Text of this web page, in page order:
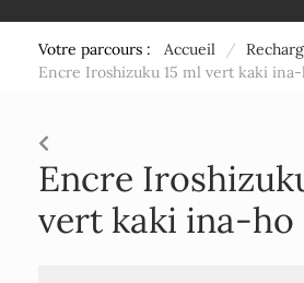
Votre parcours : Accueil /
Encre Iroshizuku 15 ml vert kaki
Encre
vert kaki ina-ho